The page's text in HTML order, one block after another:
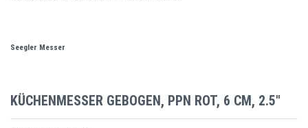
Seegler Messer
KÜCHENMESSER GEBOGEN, PPN ROT, 6 CM, 2.5"